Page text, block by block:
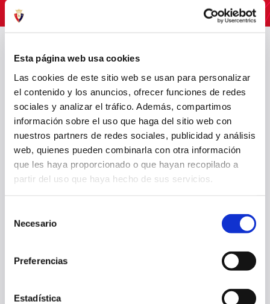
Esta página web usa cookies
Las cookies de este sitio web se usan para personalizar
el contenido y los anuncios, ofrecer funciones de redes
sociales y analizar el tráfico. Además, compartimos
información sobre el uso que haga del sitio web con
nuestros partners de redes sociales, publicidad y análisis
web, quienes pueden combinarla con otra información
que les haya proporcionado o que hayan recopilado a
partir del uso que haya hecho de sus servicios.
Necesario
Preferencias
Estadística
OSASUNA COMPLETA LA ÚLTIMA SESIÓN PREVIA AL PARTIDO ANTE
EL HUESCA
OTRAS 26 jul. 2025